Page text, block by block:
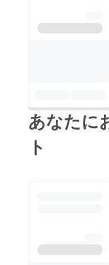
左廻し
んで貰
ものＰ
い！
ン品を
す（リ
れてい
ドなど
あなたに
ト